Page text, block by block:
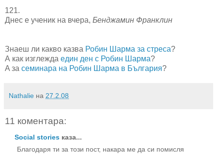
121.
Днес е ученик на вчера, Бенджамин Франклин
Знаеш ли какво казва Робин Шарма за стреса?
А как изглежда един ден с Робин Шарма?
A за семинара на Робин Шарма в България?
Nathalie на 27.2.08
11 коментара:
Social stories каза...
Благодаря ти за този пост, накара ме да си помисля